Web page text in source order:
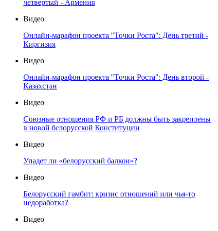
четвертый - Армения
Видео
Онлайн-марафон проекта "Точки Роста": День третий -
Киргизия
Видео
Онлайн-марафон проекта "Точки Роста": День второй -
Казахстан
Видео
Союзные отношения РФ и РБ должны быть закреплены
в новой белорусской Конституции
Видео
Упадет ли «белорусский балкон»?
Видео
Белорусский гамбит: кризис отношений или чья-то
недоработка?
Видео